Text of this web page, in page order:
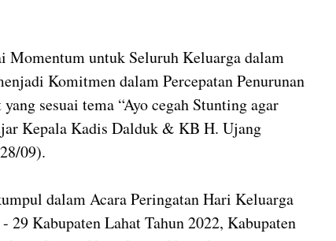
Momentum untuk Seluruh Keluarga dalam
Komitmen dalam Percepatan Penurunan
sesuai tema “Ayo cegah Stunting agar
Kepala Kadis Dalduk & KB H. Ujang
09).
dalam Acara Peringatan Hari Keluarga
Kabupaten Lahat Tahun 2022, Kabupaten